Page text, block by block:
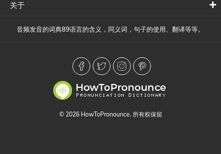
关于
音频发音的词典89语言的含义，同义词，句子的使用、翻译等等。
© 2026 HowToPronounce. 所有权保留